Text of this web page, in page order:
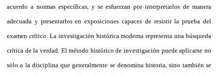
acuerdo a normas específicas, y se esfuerzan por interpretarlos de manera
adecuada y presentarlos en exposiciones capaces de resistir la prueba del
examen crítico. La investigación histórica moderna representa una búsqueda
crítica de la verdad. El método histórico de investigación puede aplicarse no
sólo a la disciplina que generalmente se denomina historia, sino también se